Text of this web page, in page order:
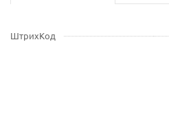
ШтрихКод